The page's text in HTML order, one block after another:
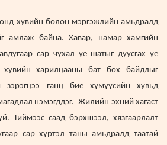
хувийн болон мэргэжлийн амьдралд
амлаж байна. Хавар, намар хамгийн
сар чухал үе шатыг дуусгах үе
хувийн харилцааны бат бөх байдлыг
ганц бие хүмүүсийн хувьд
нэмэгддэг. Жилийн эхний хагаст
Тиймээс ​​саад бэрхшээл, хязгаарлалт
сар хүртэл таны амьдралд таатай